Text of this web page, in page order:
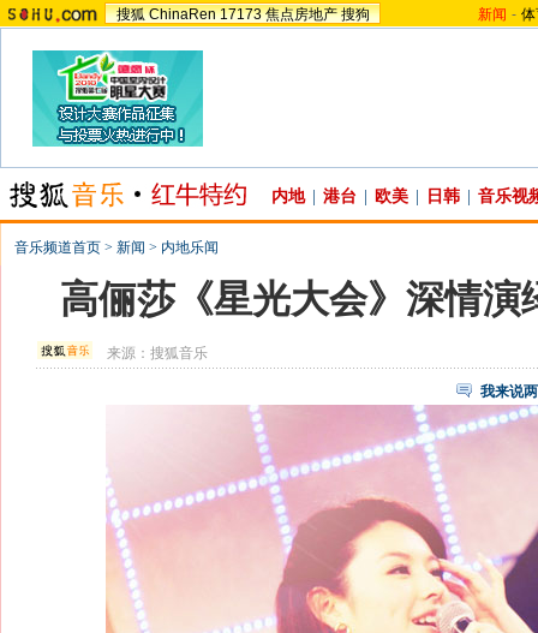
搜狐 ChinaRen 17173 焦点房地产 搜狗 新闻 -
内地 港台 欧美 日韩 音乐视
音乐频道首页 > 新闻 > 内地乐闻
高俪莎《星光大会》深情演
来源：搜狐音乐
我来说